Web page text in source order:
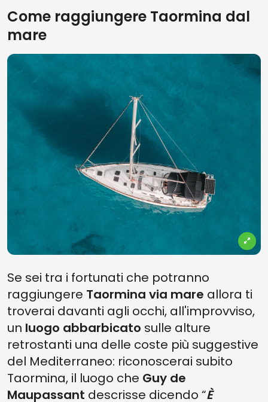
Come raggiungere Taormina dal
mare
Se sei tra i fortunati che potranno
raggiungere Taormina via mare allora ti
troverai davanti agli occhi, all'improvviso,
un luogo abbarbicato sulle alture
retrostanti una delle coste più suggestive
del Mediterraneo: riconoscerai subito
Taormina, il luogo che Guy de
Maupassant descrisse dicendo “È